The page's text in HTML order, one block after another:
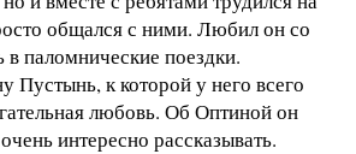
общался с ними. Любил он со
в паломнические поездки.
Пустынь, к которой у него всего
любовь. Об Оптиной он
интересно рассказывать.